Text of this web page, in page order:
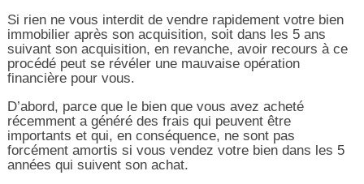
Si rien ne vous interdit de vendre rapidement votre bien
immobilier après son acquisition, soit dans les 5 ans
suivant son acquisition, en revanche, avoir recours à ce
procédé peut se révéler une mauvaise opération
financière pour vous.
D’abord, parce que le bien que vous avez acheté
récemment a généré des frais qui peuvent être
importants et qui, en conséquence, ne sont pas
forcément amortis si vous vendez votre bien dans les 5
années qui suivent son achat.